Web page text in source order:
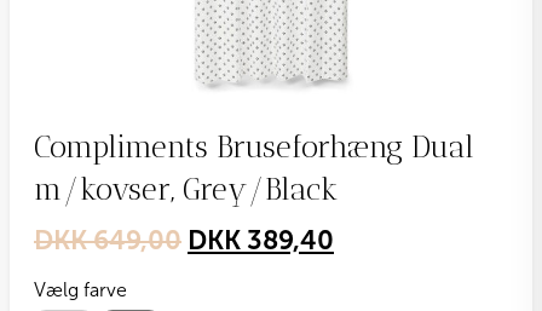
Compliments Bruseforhæng Dual
m/kovser, Grey/Black
DKK649,00 Original
DKK 389,40
Vælg farve